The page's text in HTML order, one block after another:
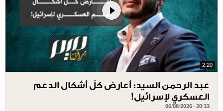
2.20
عبد الرحمن السيد: أعارض كلّ أشكال الدعم
العسكري لإسرائيل!
06/08/2026 - 20:33